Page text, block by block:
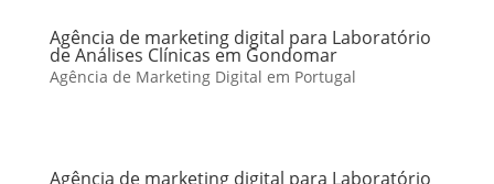
Agência de marketing digital para Laboratório
de Análises Clínicas em Gondomar
Agência de Marketing Digital em Portugal
Agência de marketing digital para Laboratório